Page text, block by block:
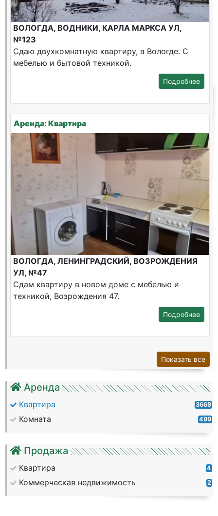
Аренда
Квартира 3669
Комната 499
Продажа
Квартира 4
Коммерческая недвижимость 2
ВОЛОГДА, ВОДНИКИ, КАРЛА МАРКСА УЛ,
№123
Сдаю двухкомнатную квартиру, в Вологде. С
мебелью и бытовой техникой.
Подробнее
Аренда: Квартира
ВОЛОГДА, ЛЕНИНГРАДСКИЙ, ВОЗРОЖДЕНИЯ
УЛ, №47
Сдам квартиру в новом доме с мебелью и
техникой, Возрождения 47.
Подробнее
Показать все